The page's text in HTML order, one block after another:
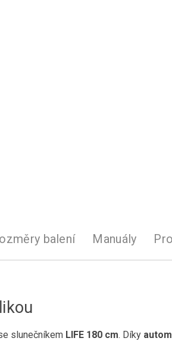
balení Manuály
slunečníkem LIFE 180 cm. Díky